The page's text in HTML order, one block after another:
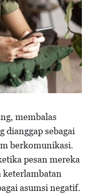
membalas
dianggap sebagai
berkomunikasi.
pesan mereka
keterlambatan
asumsi negatif.